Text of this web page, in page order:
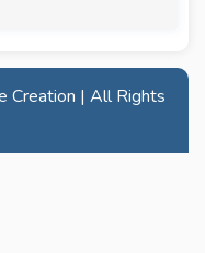
| All Rights